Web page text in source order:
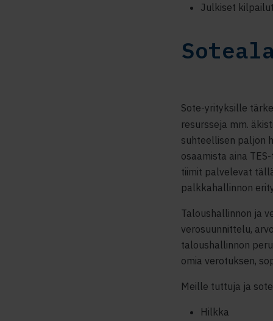
Julkiset
Sote-yrityksille
resursseja mm.
suhteellisen paljon
osaamista aina
tiimit palvelevat
palkkahallinnon
Taloushallinnon ja
verosuunnittelu,
taloushallinnon
omia verotuksen,
Meille tuttuja ja
Hilkka